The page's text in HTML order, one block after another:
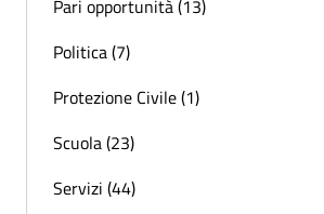
Pari opportunità (13)
Politica (7)
Protezione Civile (1)
Scuola (23)
Servizi (44)